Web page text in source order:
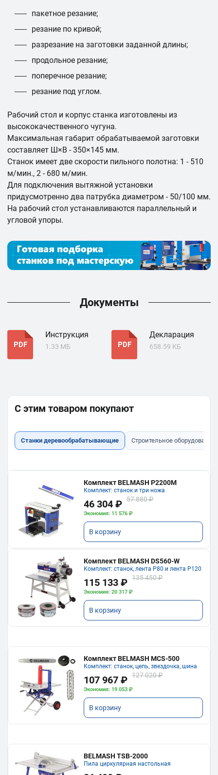
пакетное резание;
резание по кривой;
разрезание на заготовки заданной длины;
продольное резание;
поперечное резание;
резание под углом.
Рабочий стол и корпус станка изготовлены из
высококачественного чугуна.
Максимальная габарит обрабатываемой заготовки
составляет Ш×В - 350×145 мм.
Станок имеет две скорости пильного полотна: 1 - 510
м/мин., 2 - 680 м/мин.
Для подключения вытяжной установки
придусмотренно два патрубка диаметром - 50/100 мм.
На рабочий стол устанавливаются параллельный и
угловой упоры.
Документы
PDF
Инструкция
1.33 МБ PDF
Декларация
658.59 КБ
С этим товаром покупают
Станки деревообрабатывающие Строительное оборудование
Комплект BELMASH P2200M
Комплект: станок и три ножа
46 304 ₽ 57 880 ₽
Экономия: 11 576 ₽
В корзину
Комплект BELMASH DS560-W
Комплект: станок, лента P80 и лента P120
115 133 ₽ 135 450 ₽
Экономия: 20 317 ₽
В корзину
Комплект BELMASH MCS-500
Комплект: станок, цепь, звездочка, шина
107 967 ₽ 127 020 ₽
Экономия: 19 053 ₽
В корзину
BELMASH TSB-2000
Пила циркулярная настольная